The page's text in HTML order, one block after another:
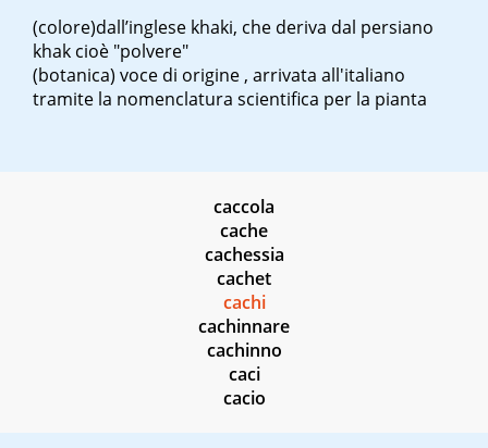
(colore)dall’inglese khaki, che deriva dal persiano
khak cioè "polvere"
(botanica) voce di origine , arrivata all'italiano
tramite la nomenclatura scientifica per la pianta
caccola
cache
cachessia
cachet
cachi
cachinnare
cachinno
caci
cacio